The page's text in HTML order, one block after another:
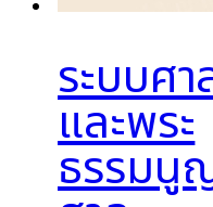
ระบบศา
และพระ
ธรรมนู